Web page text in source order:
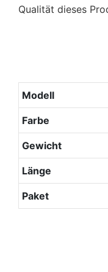
Qualität dieses
Modell
Farbe
Gewicht
Länge
Paket